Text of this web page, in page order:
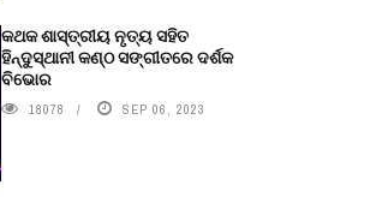
କଥକ ଶାସ୍ତ୍ରୀୟ ନୃତ୍ୟ ସହିତ
ହିନ୍ଦୁସ୍ଥାନୀ କଣ୍ଠ ସଙ୍ଗୀତରେ ଦର୍ଶକ
ବିଭୋର
18078 SEP 06, 2023